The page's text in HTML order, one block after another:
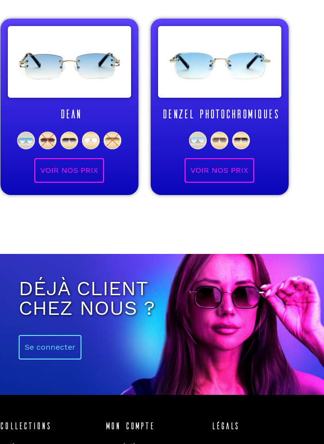
DEAN
VOIR NOS PRIX
DENZEL PHOTOCHROMIQUES
VOIR NOS PRIX
DÉJÀ CLIENT
CHEZ NOUS ?
Se connecter
Collections Mon compte Légals